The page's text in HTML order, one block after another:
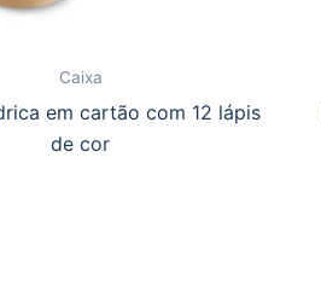
Caixa
em cartão com 12 lápis
de cor